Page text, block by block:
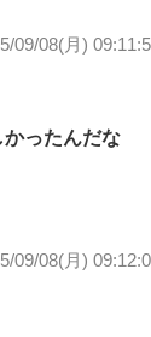
09/08(月)
ったんだな
09/08(月)